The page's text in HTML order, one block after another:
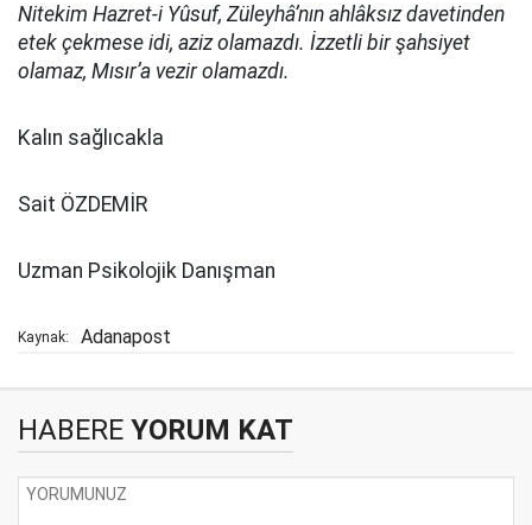
Nitekim Hazret-i Yûsuf, Züleyhâ’nın ahlâksız davetinden
etek çekmese idi, aziz olamazdı. İzzetli bir şahsiyet
olamaz, Mısır’a vezir olamazdı.
Kalın sağlıcakla
Sait ÖZDEMİR
Uzman Psikolojik Danışman
Kaynak: Adanapost
HABERE YORUM KAT